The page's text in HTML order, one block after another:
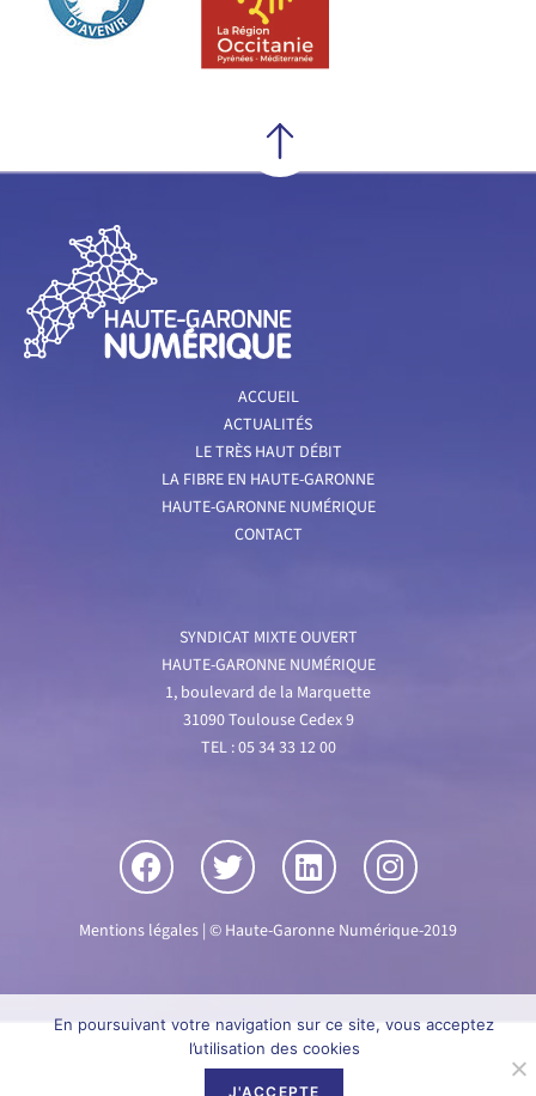
ACCUEIL
ACTUALITÉS
LE TRÈS HAUT DÉBIT
LA FIBRE EN HAUTE-GARONNE
HAUTE-GARONNE NUMÉRIQUE
CONTACT
SYNDICAT MIXTE OUVERT
HAUTE-GARONNE NUMÉRIQUE
1, boulevard de la Marquette
31090 Toulouse Cedex 9
TEL : 05 34 33 12 00
Mentions légales | © Haute-Garonne Numérique-2019
En poursuivant votre navigation sur ce site, vous acceptez
l’utilisation des cookies
J'ACCEPTE